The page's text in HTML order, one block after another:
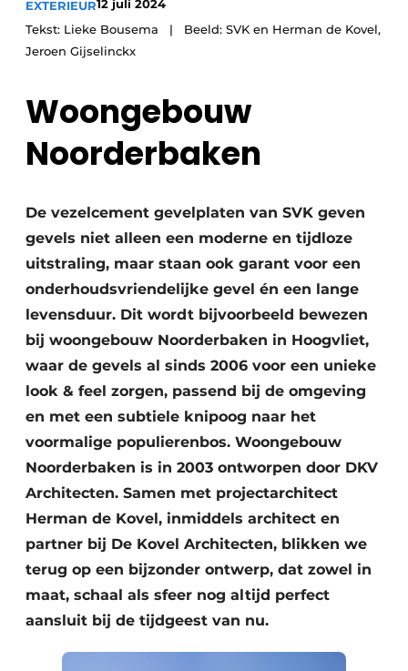
EXTERIEUR12 juli 2024
Tekst: Lieke Bousema | Beeld: SVK en Herman de Kovel,
Jeroen Gijselinckx
Woongebouw
Noorderbaken
De vezelcement gevelplaten van SVK geven
gevels niet alleen een moderne en tijdloze
uitstraling, maar staan ook garant voor een
onderhoudsvriendelijke gevel én een lange
levensduur. Dit wordt bijvoorbeeld bewezen
bij woongebouw Noorderbaken in Hoogvliet,
waar de gevels al sinds 2006 voor een unieke
look & feel zorgen, passend bij de omgeving
en met een subtiele knipoog naar het
voormalige populierenbos. Woongebouw
Noorderbaken is in 2003 ontworpen door DKV
Architecten. Samen met projectarchitect
Herman de Kovel, inmiddels architect en
partner bij De Kovel Architecten, blikken we
terug op een bijzonder ontwerp, dat zowel in
maat, schaal als sfeer nog altijd perfect
aansluit bij de tijdgeest van nu.